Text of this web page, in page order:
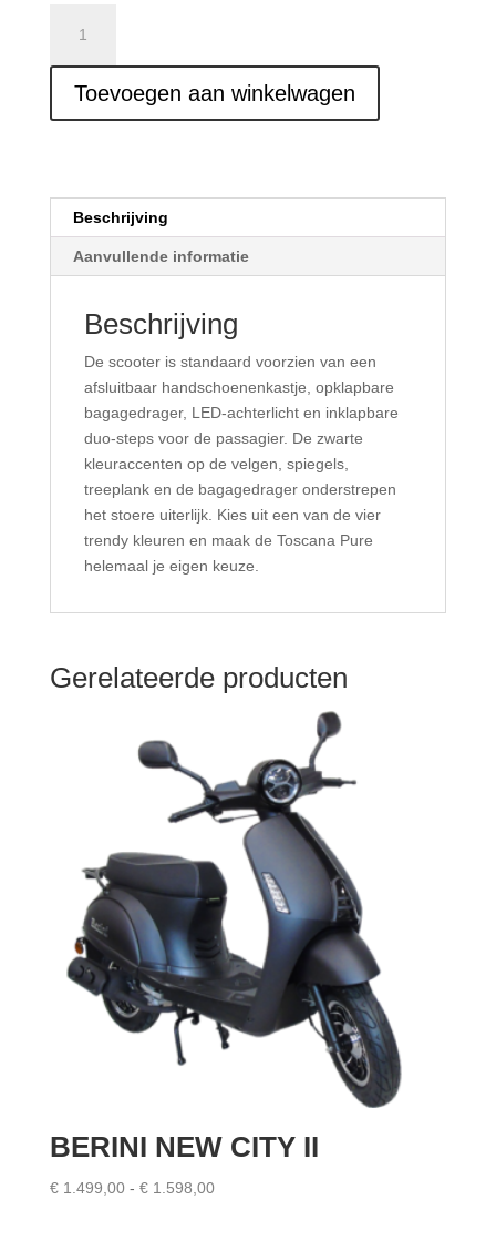
Toscana
Pure
aantalToevoegen aan winkelwagen
Beschrijving
Aanvullende informatie
Beschrijving
De scooter is standaard voorzien van een
afsluitbaar handschoenenkastje, opklapbare
bagagedrager, LED-achterlicht en inklapbare
duo-steps voor de passagier. De zwarte
kleuraccenten op de velgen, spiegels,
treeplank en de bagagedrager onderstrepen
het stoere uiterlijk. Kies uit een van de vier
trendy kleuren en maak de Toscana Pure
helemaal je eigen keuze.
Gerelateerde producten
BERINI NEW CITY II
€1.499,00 - €1.598,00Prijsklasse: